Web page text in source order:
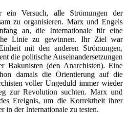
ein Versuch, alle Strömungen der
zu organisieren. Marx und Engels
an, die Internationale für eine
Linie zu gewinnen. Ihr Ziel war
mit den anderen Strömungen,
die politische Auseinandersetzungen
Bakunisten (den Anarchisten). Eine
damals die Orientierung auf die
voller Ungeduld immer wieder
zur Revolution suchten. Marx und
Ereignis, um die Korrektheit ihrer
in der Internationale zu testen.